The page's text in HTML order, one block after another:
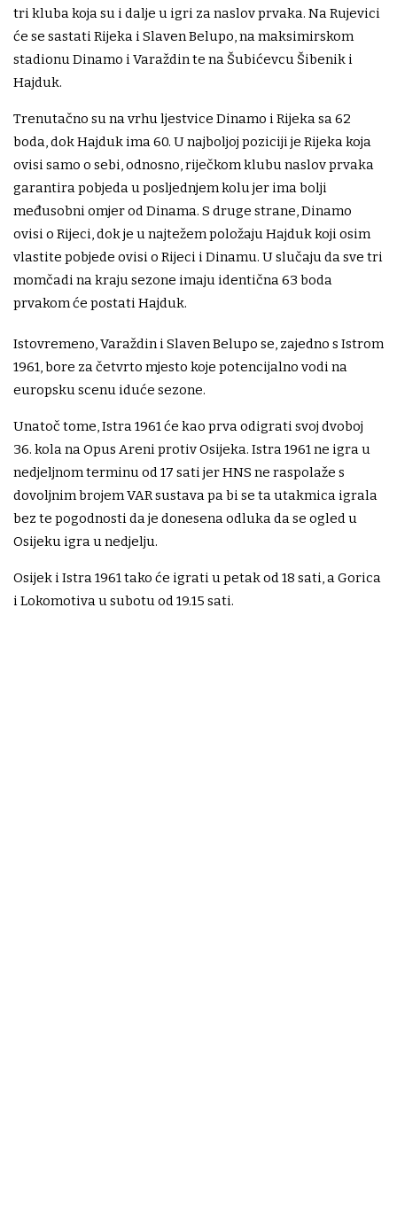
tri kluba koja su i dalje u igri za naslov prvaka. Na Rujevici
će se sastati Rijeka i Slaven Belupo, na maksimirskom
stadionu Dinamo i Varaždin te na Šubićevcu Šibenik i
Hajduk.
Trenutačno su na vrhu ljestvice Dinamo i Rijeka sa 62
boda, dok Hajduk ima 60. U najboljoj poziciji je Rijeka koja
ovisi samo o sebi, odnosno, riječkom klubu naslov prvaka
garantira pobjeda u posljednjem kolu jer ima bolji
međusobni omjer od Dinama. S druge strane, Dinamo
ovisi o Rijeci, dok je u najtežem položaju Hajduk koji osim
vlastite pobjede ovisi o Rijeci i Dinamu. U slučaju da sve tri
momčadi na kraju sezone imaju identična 63 boda
prvakom će postati Hajduk.
Istovremeno, Varaždin i Slaven Belupo se, zajedno s Istrom
1961, bore za četvrto mjesto koje potencijalno vodi na
europsku scenu iduće sezone.
Unatoč tome, Istra 1961 će kao prva odigrati svoj dvoboj
36. kola na Opus Areni protiv Osijeka. Istra 1961 ne igra u
nedjeljnom terminu od 17 sati jer HNS ne raspolaže s
dovoljnim brojem VAR sustava pa bi se ta utakmica igrala
bez te pogodnosti da je donesena odluka da se ogled u
Osijeku igra u nedjelju.
Osijek i Istra 1961 tako će igrati u petak od 18 sati, a Gorica
i Lokomotiva u subotu od 19.15 sati.